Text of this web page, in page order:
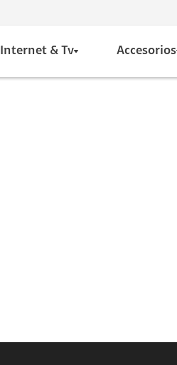
Internet & Tv Accesorios